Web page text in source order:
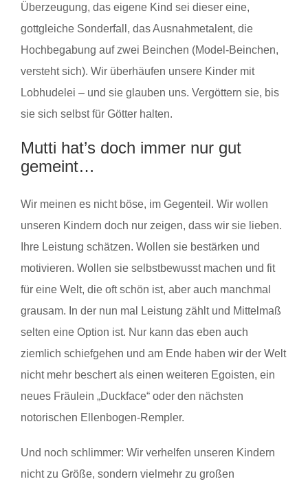
Überzeugung, das eigene Kind sei dieser eine,
gottgleiche Sonderfall, das Ausnahmetalent, die
Hochbegabung auf zwei Beinchen (Model-Beinchen,
versteht sich). Wir überhäufen unsere Kinder mit
Lobhudelei – und sie glauben uns. Vergöttern sie, bis
sie sich selbst für Götter halten.
Mutti hat’s doch immer nur gut
gemeint…
Wir meinen es nicht böse, im Gegenteil. Wir wollen
unseren Kindern doch nur zeigen, dass wir sie lieben.
Ihre Leistung schätzen. Wollen sie bestärken und
motivieren. Wollen sie selbstbewusst machen und fit
für eine Welt, die oft schön ist, aber auch manchmal
grausam. In der nun mal Leistung zählt und Mittelmaß
selten eine Option ist. Nur kann das eben auch
ziemlich schiefgehen und am Ende haben wir der Welt
nicht mehr beschert als einen weiteren Egoisten, ein
neues Fräulein „Duckface“ oder den nächsten
notorischen Ellenbogen-Rempler.
Und noch schlimmer: Wir verhelfen unseren Kindern
nicht zu Größe, sondern vielmehr zu großen